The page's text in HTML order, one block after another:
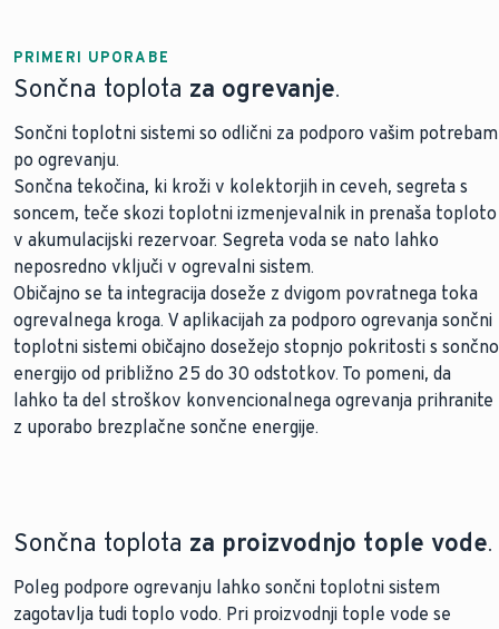
PRIMERI UPORABE
Sončna toplota za ogrevanje.
Sončni toplotni sistemi so odlični za podporo vašim potrebam
po ogrevanju.
Sončna tekočina, ki kroži v kolektorjih in ceveh, segreta s
soncem, teče skozi toplotni izmenjevalnik in prenaša toploto
v akumulacijski rezervoar. Segreta voda se nato lahko
neposredno vključi v ogrevalni sistem.
Običajno se ta integracija doseže z dvigom povratnega toka
ogrevalnega kroga. V aplikacijah za podporo ogrevanja sončni
toplotni sistemi običajno dosežejo stopnjo pokritosti s sončno
energijo od približno 25 do 30 odstotkov. To pomeni, da
lahko ta del stroškov konvencionalnega ogrevanja prihranite
z uporabo brezplačne sončne energije.
Sončna toplota za proizvodnjo tople vode.
Poleg podpore ogrevanju lahko sončni toplotni sistem
zagotavlja tudi toplo vodo. Pri proizvodnji tople vode se